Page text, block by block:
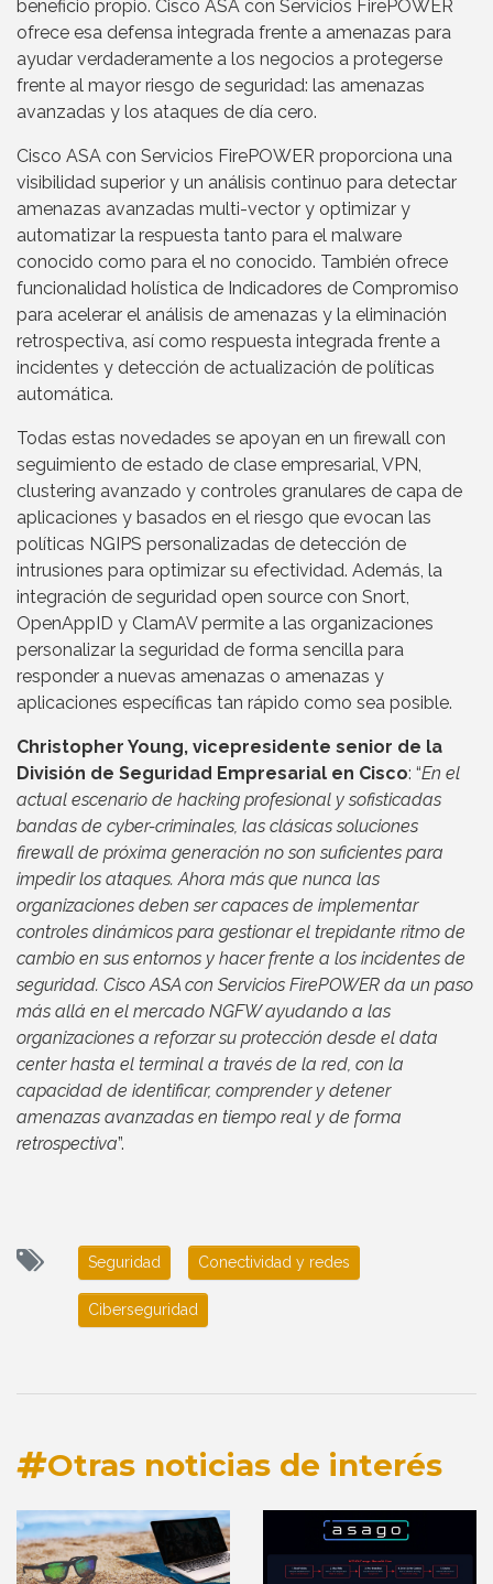
beneficio propio. Cisco ASA con Servicios FirePOWER
ofrece esa defensa integrada frente a amenazas para
ayudar verdaderamente a los negocios a protegerse
frente al mayor riesgo de seguridad: las amenazas
avanzadas y los ataques de día cero.
Cisco ASA con Servicios FirePOWER proporciona una
visibilidad superior y un análisis continuo para detectar
amenazas avanzadas multi-vector y optimizar y
automatizar la respuesta tanto para el malware
conocido como para el no conocido. También ofrece
funcionalidad holística de Indicadores de Compromiso
para acelerar el análisis de amenazas y la eliminación
retrospectiva, así como respuesta integrada frente a
incidentes y detección de actualización de políticas
automática.
Todas estas novedades se apoyan en un firewall con
seguimiento de estado de clase empresarial, VPN,
clustering avanzado y controles granulares de capa de
aplicaciones y basados en el riesgo que evocan las
políticas NGIPS personalizadas de detección de
intrusiones para optimizar su efectividad. Además, la
integración de seguridad open source con Snort,
OpenAppID y ClamAV permite a las organizaciones
personalizar la seguridad de forma sencilla para
responder a nuevas amenazas o amenazas y
aplicaciones específicas tan rápido como sea posible.
Christopher Young, vicepresidente senior de la
División de Seguridad Empresarial en Cisco: “En el
actual escenario de hacking profesional y sofisticadas
bandas de cyber-criminales, las clásicas soluciones
firewall de próxima generación no son suficientes para
impedir los ataques. Ahora más que nunca las
organizaciones deben ser capaces de implementar
controles dinámicos para gestionar el trepidante ritmo de
cambio en sus entornos y hacer frente a los incidentes de
seguridad. Cisco ASA con Servicios FirePOWER da un paso
más allá en el mercado NGFW ayudando a las
organizaciones a reforzar su protección desde el data
center hasta el terminal a través de la red, con la
capacidad de identificar, comprender y detener
amenazas avanzadas en tiempo real y de forma
retrospectiva”.
Seguridad Conectividad y redes
Ciberseguridad
Otras noticias de interés